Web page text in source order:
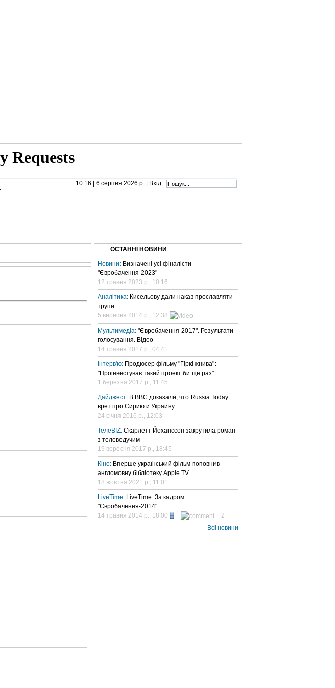
10:16 | 6 серпня 2026 р. | Вхід
ОСТАННІ НОВИНИ
Новини: Визначені усі фіналісти
"Євробачення-2023"
12 травня 2023 р., 10:16
Аналітика: Кисельову дали наказ прославляти
трупи
5 вересня 2014 р., 12:38
Мультимедіа: "Євробачення-2017". Результати
голосування. Відео
14 травня 2017 р., 04:41
Інтерв'ю: Продюсер фільму "Гіркі жнива":
"Проінвестував такий проект би ще раз"
1 березня 2017 р., 11:45
Дайджест: В BBC доказали, что Russia Today
врет про Сирию и Украину
24 січня 2016 р., 12:03
ТелеBIZ: Скарлетт Йоханссон закрутила роман
з телеведучим
19 вересня 2017 р., 18:45
Кіно: Вперше український фільм поповнив
англомовну бібліотеку Apple TV
18 жовтня 2021 р., 11:01
LiveTime: LiveTime. За кадром
"Євробачення-2014"
14 травня 2014 р., 18:00
2
Всі новини